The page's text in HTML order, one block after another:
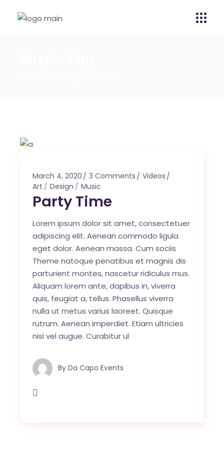
March 4, 2020 3 Comments
Videos
Art
Design Music
Party Time
Lorem ipsum dolor sit amet, consectetuer
adipiscing elit. Aenean commodo ligula
eget dolor. Aenean massa. Cum sociis
Theme natoque penatibus et magnis dis
parturient montes, nascetur ridiculus mus.
Aliquam lorem ante, dapibus in, viverra
quis, feugiat a, tellus. Phasellus viverra
nulla ut metus varius laoreet. Quisque
rutrum. Aenean imperdiet. Etiam ultricies
nisi vel augue. Curabitur ul
By Da Capo Events